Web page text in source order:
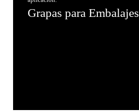
Grapas para Embalajes